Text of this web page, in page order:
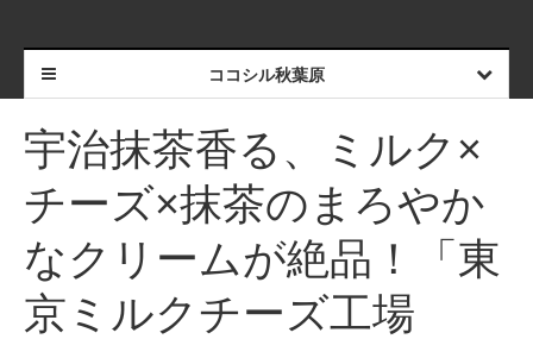
ココシル秋葉原
宇治抹茶香る、ミルク×
チーズ×抹茶のまろやか
なクリームが絶品！「東
京ミルクチーズ工場